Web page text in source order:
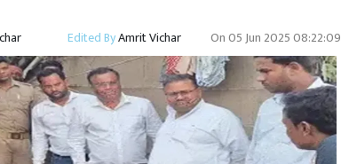
Edited ByAmrit Vichar On05 Jun 2025 08:22:09